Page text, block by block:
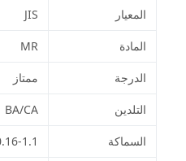
المعيار
الدرجة
التلدين BA/CA
السماكة 0.16-1.1 مم